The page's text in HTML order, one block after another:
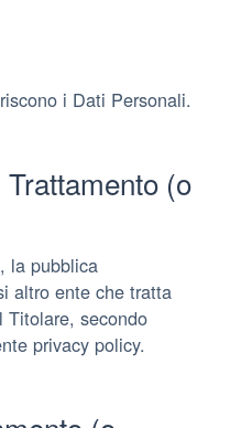
i Dati Personali.
(o
la pubblica
altro ente che tratta
Titolare, secondo
privacy policy.